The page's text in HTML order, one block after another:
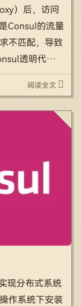
）后，访问
Consul的流量
不匹配，导致
透明代理
： 一、核心
阅读全文
现分布式系统
作系统下安装